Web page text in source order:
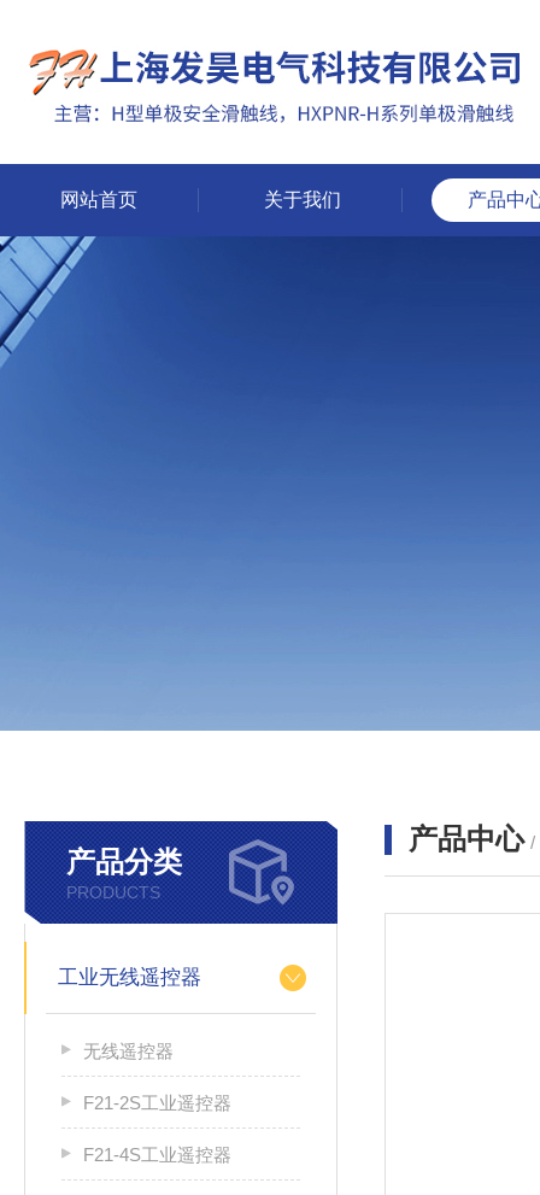
网站首页 关于我们 产品中
产品分类
PRODUCTS
工业无线遥控器
无线遥控器
F21-2S工业遥控器
F21-4S工业遥控器
产品中心 /